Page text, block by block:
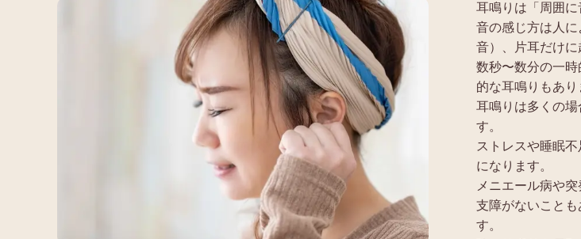
耳鳴りは「周囲に
音の感じ方は人
音）、片耳だけに
数秒〜数分の一
的な耳鳴りもあり
耳鳴りは多くの
す。
ストレスや睡眠
になります。
メニエール病や
支障がないこと
す。